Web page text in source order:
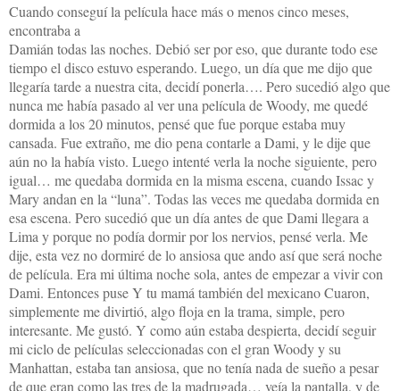
Cuando conseguí la película hace más o menos cinco meses,
encontraba a
Damián todas las noches. Debió ser por eso, que durante todo ese
tiempo el disco estuvo esperando. Luego, un día que me dijo que
llegaría tarde a nuestra cita, decidí ponerla…. Pero sucedió algo que
nunca me había pasado al ver una película de Woody, me quedé
dormida a los 20 minutos, pensé que fue porque estaba muy
cansada. Fue extraño, me dio pena contarle a Dami, y le dije que
aún no la había visto. Luego intenté verla la noche siguiente, pero
igual… me quedaba dormida en la misma escena, cuando Issac y
Mary andan en la “luna”. Todas las veces me quedaba dormida en
esa escena. Pero sucedió que un día antes de que Dami llegara a
Lima y porque no podía dormir por los nervios, pensé verla. Me
dije, esta vez no dormiré de lo ansiosa que ando así que será noche
de película. Era mi última noche sola, antes de empezar a vivir con
Dami. Entonces puse Y tu mamá también del mexicano Cuaron,
simplemente me divirtió, algo floja en la trama, simple, pero
interesante. Me gustó. Y como aún estaba despierta, decidí seguir
mi ciclo de películas seleccionadas con el gran Woody y su
Manhattan, estaba tan ansiosa, que no tenía nada de sueño a pesar
de que eran como las tres de la madrugada… veía la pantalla, y de